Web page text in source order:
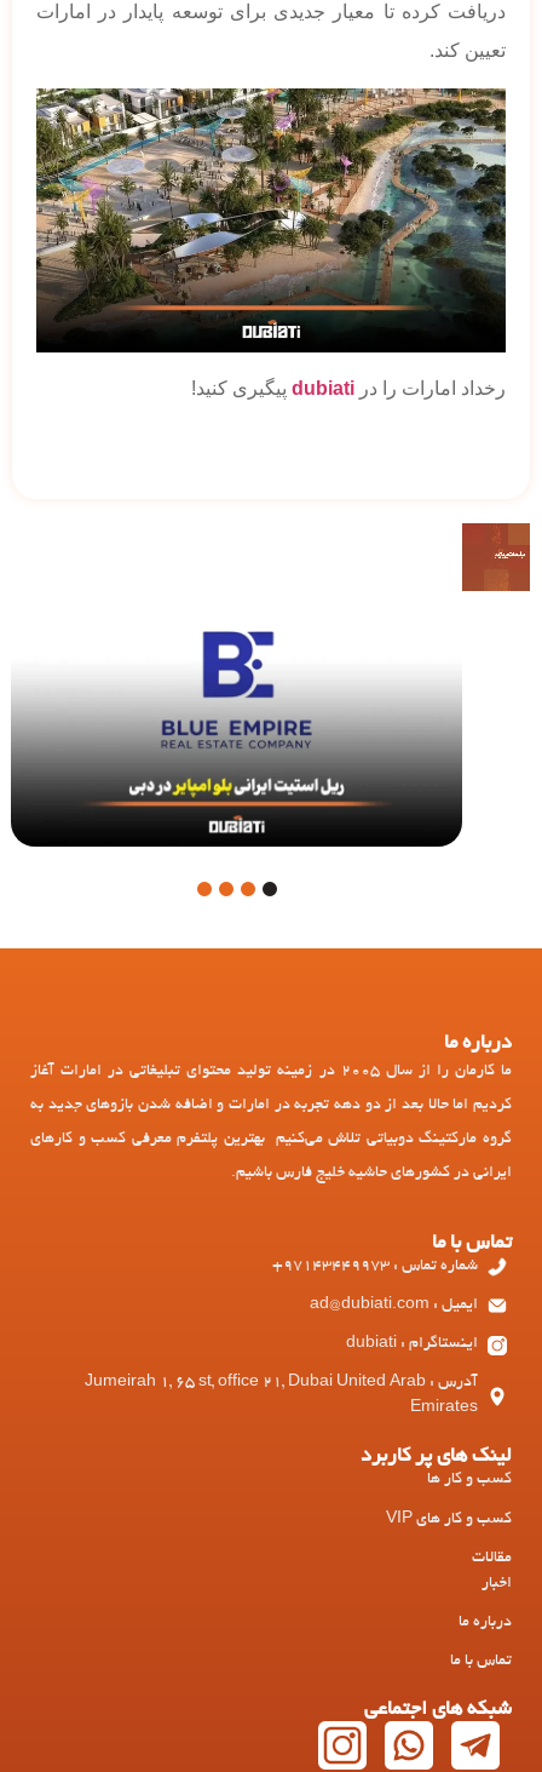
دریافت کرده تا معیار جدیدی برای توسعه پایدار در امارات
تعیین کند.
رخداد امارات را در dubiati پیگیری کنید!
1
درباره ما
ما کارمان را از سال 2005 در زمینه تولید محتوای تبلیغاتی در امارات آغاز
کردیم اما حالا بعد از دو دهه تجربه در امارات و اضافه شدن بازوهای جدید به
گروه مارکتینگ دوبیاتی تلاش می‌کنیم بهترین پلتفرم معرفی کسب و کارهای
ایرانی در کشورهای حاشیه خلیج فارس باشیم.
تماس با ما
شماره تماس : 97143449973+
ایمیل : ad@dubiati.com
اینستاگرام : dubiati
آدرس : Jumeirah 1, 65 st, office 21, Dubai United Arab
Emirates
لینک های پر کاربرد
کسب و کار ها
کسب و کار های VIP
مقالات
اخبار
درباره ما
تماس با ما
شبکه های اجتماعی